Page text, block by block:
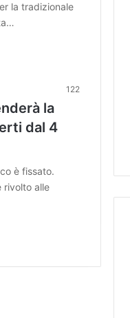
la tradizionale
122
la
dal 4
è fissato.
rivolto alle